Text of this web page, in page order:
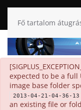
Fő tartalom
danger
expected to be a full
image base folder
2013-04-21-04-36-13
an existing file or